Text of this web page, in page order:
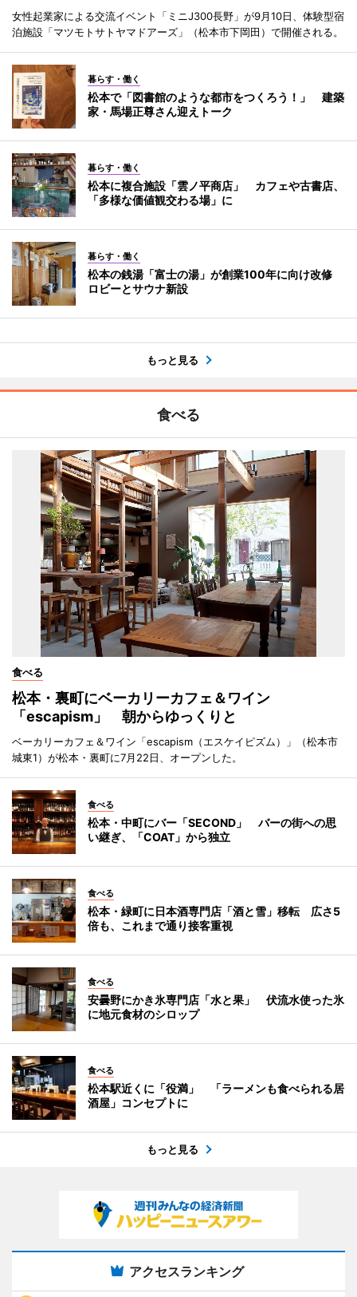
女性起業家による交流イベント「ミニJ300長野」が9月10日、体験型宿
泊施設「マツモトサトヤマドアーズ」（松本市下岡田）で開催される。
暮らす・働く
松本で「図書館のような都市をつくろう！」 建築
家・馬場正尊さん迎えトーク
暮らす・働く
松本に複合施設「雲ノ平商店」 カフェや古書店、
「多様な価値観交わる場」に
暮らす・働く
松本の銭湯「富士の湯」が創業100年に向け改修
ロビーとサウナ新設
もっと見る
食べる
食べる
松本・裏町にベーカリーカフェ＆ワイン
「escapism」 朝からゆっくりと
ベーカリーカフェ＆ワイン「escapism（エスケイピズム）」（松本市
城東1）が松本・裏町に7月22日、オープンした。
食べる
松本・中町にバー「SECOND」 バーの街への思
い継ぎ、「COAT」から独立
食べる
松本・緑町に日本酒専門店「酒と雪」移転 広さ5
倍も、これまで通り接客重視
食べる
安曇野にかき氷専門店「水と果」 伏流水使った氷
に地元食材のシロップ
食べる
松本駅近くに「役満」 「ラーメンも食べられる居
酒屋」コンセプトに
もっと見る
アクセスランキング